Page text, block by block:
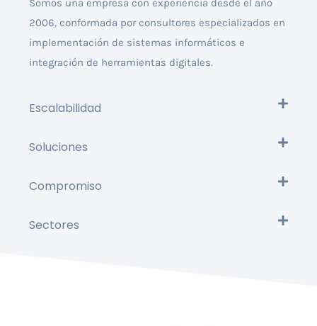
Somos una empresa con experiencia desde el año
2006, conformada por consultores especializados en
implementación de sistemas informáticos e
integración de herramientas digitales.
Escalabilidad
Soluciones
Compromiso
Sectores